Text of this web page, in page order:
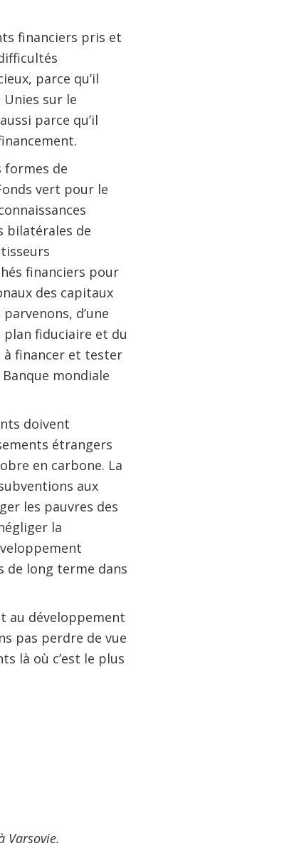
financiers pris et
parce qu’il
sur le
parce qu’il
formes de
vert pour le
bilatérales de
financiers pour
des capitaux
d’une
fiduciaire et du
à financer et tester
mondiale
doivent
étrangers
en carbone. La
aux
les pauvres des
la
de long terme dans
au développement
pas perdre de vue
là où c’est le plus
Varsovie.